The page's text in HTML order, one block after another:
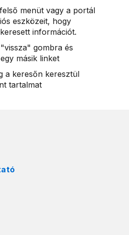
menüt vagy a portál
eszközeit, hogy
információt.
gombra és
másik linket
a keresőn keresztül
tartalmat